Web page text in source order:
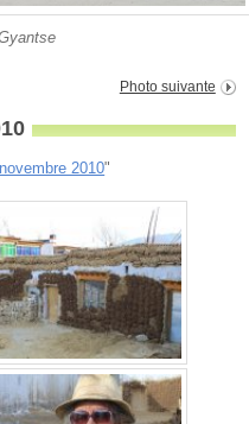
Photo suivante
2010"